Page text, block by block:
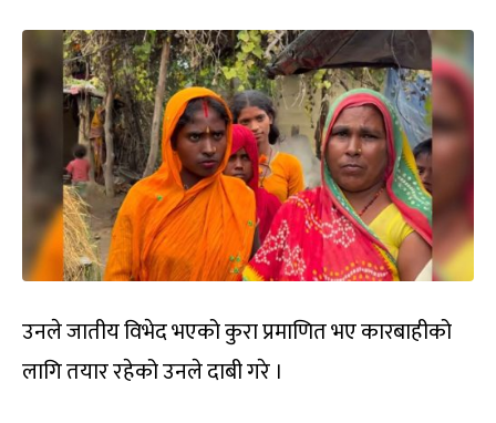
उनले जातीय विभेद भएको कुरा प्रमाणित भए कारबाहीको
लागि तयार रहेको उनले दाबी गरे ।